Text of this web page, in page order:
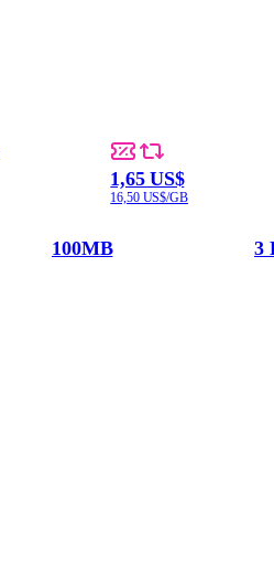
1,65 US$
16,50 US$/GB
100MB 3